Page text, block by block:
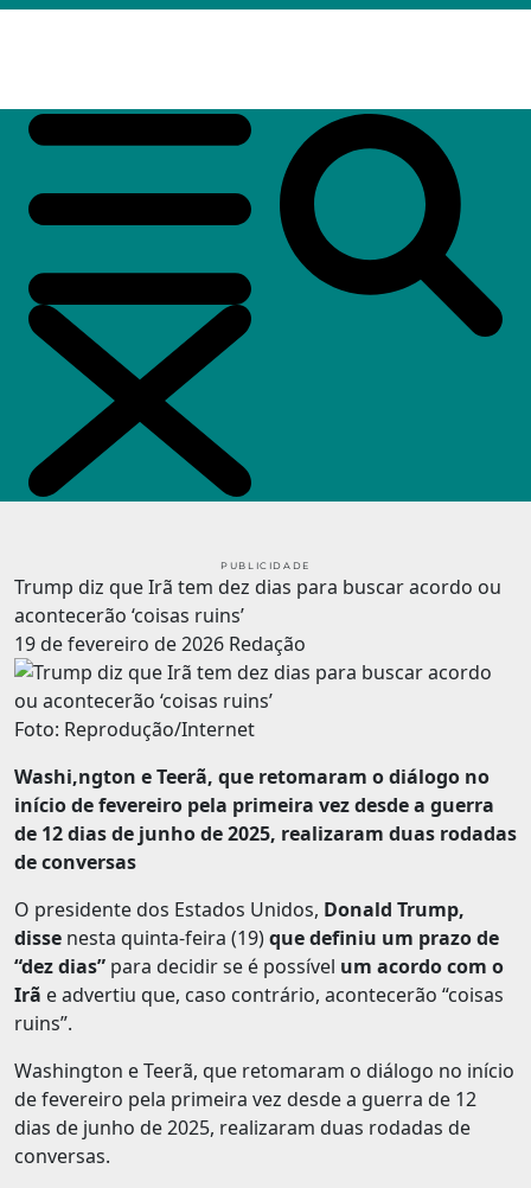
PUBLICIDADE
Trump diz que Irã tem dez dias para buscar acordo ou
acontecerão ‘coisas ruins’
19 de fevereiro de 2026 Redação
Foto: Reprodução/Internet
Washi,ngton e Teerã, que retomaram o diálogo no
início de fevereiro pela primeira vez desde a guerra
de 12 dias de junho de 2025, realizaram duas rodadas
de conversas
O presidente dos Estados Unidos, Donald Trump,
disse nesta quinta-feira (19)que definiu um prazo de
“dez dias” para decidir se é possível um acordo com o
Irã e advertiu que, caso contrário, acontecerão “coisas
ruins”.
Washington e Teerã, que retomaram o diálogo no início
de fevereiro pela primeira vez desde a guerra de 12
dias de junho de 2025, realizaram duas rodadas de
conversas.